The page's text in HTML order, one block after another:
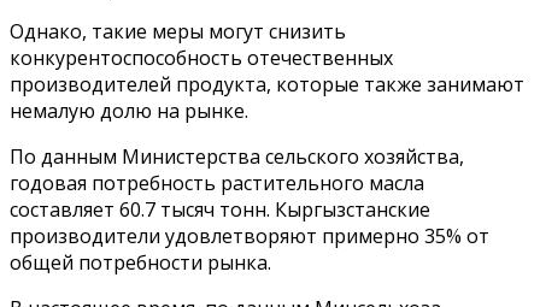
Однако, такие меры могут снизить
конкурентоспособность отечественных
производителей продукта, которые также занимают
немалую долю на рынке.
По данным Министерства сельского хозяйства,
годовая потребность растительного масла
составляет 60.7 тысяч тонн. Кыргызстанские
производители удовлетворяют примерно 35% от
общей потребности рынка.